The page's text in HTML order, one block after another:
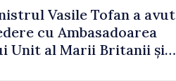
Vasile Tofan a avut
cu Ambasadoarea
Unit al Marii Britanii și